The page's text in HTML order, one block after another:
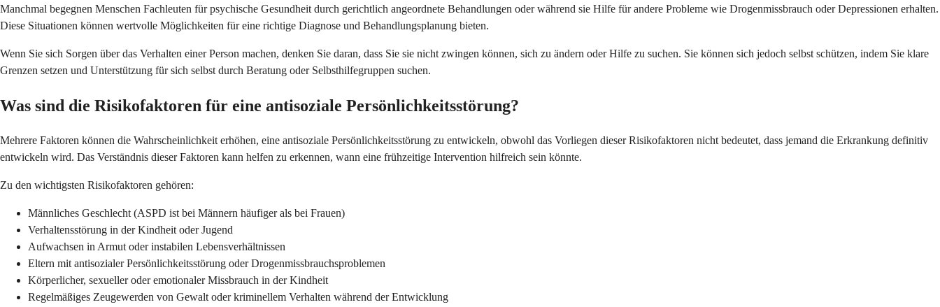
Manchmal begegnen Menschen Fachleuten für psychische Gesundheit durch gerichtlich angeordnete Behandlungen oder während sie Hilfe für andere Probleme wie Drogenmissbrauch oder Depressionen erhalten.
Diese Situationen können wertvolle Möglichkeiten für eine richtige Diagnose und Behandlungsplanung bieten.
Wenn Sie sich Sorgen über das Verhalten einer Person machen, denken Sie daran, dass Sie sie nicht zwingen können, sich zu ändern oder Hilfe zu suchen. Sie können sich jedoch selbst schützen, indem Sie klare
Grenzen setzen und Unterstützung für sich selbst durch Beratung oder Selbsthilfegruppen suchen.
Was sind die Risikofaktoren für eine antisoziale Persönlichkeitsstörung?
Mehrere Faktoren können die Wahrscheinlichkeit erhöhen, eine antisoziale Persönlichkeitsstörung zu entwickeln, obwohl das Vorliegen dieser Risikofaktoren nicht bedeutet, dass jemand die Erkrankung definitiv
entwickeln wird. Das Verständnis dieser Faktoren kann helfen zu erkennen, wann eine frühzeitige Intervention hilfreich sein könnte.
Zu den wichtigsten Risikofaktoren gehören:
Männliches Geschlecht (ASPD ist bei Männern häufiger als bei Frauen)
Verhaltensstörung in der Kindheit oder Jugend
Aufwachsen in Armut oder instabilen Lebensverhältnissen
Eltern mit antisozialer Persönlichkeitsstörung oder Drogenmissbrauchsproblemen
Körperlicher, sexueller oder emotionaler Missbrauch in der Kindheit
Regelmäßiges Zeugewerden von Gewalt oder kriminellem Verhalten während der Entwicklung